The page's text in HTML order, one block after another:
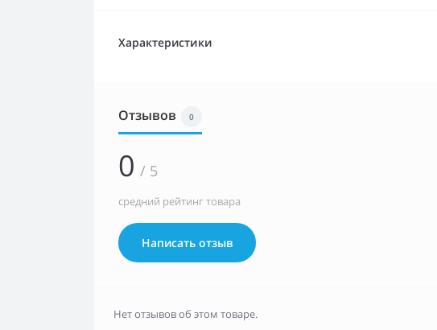
Характеристики
Отзывов 0
0 / 5
средний рейтинг товара
Написать отзыв
Нет отзывов об этом товаре.